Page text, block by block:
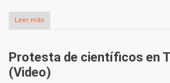
Leer más
Protesta de científicos en
(Video)